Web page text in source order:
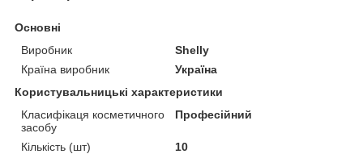
Основні
Виробник
Shelly
Країна виробник
Україна
Користувальницькі характеристики
Класифікаця косметичного
засобу
Професійний
Кількість (шт) 10